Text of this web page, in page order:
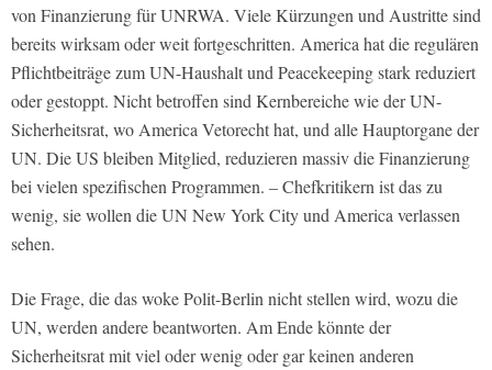
von Finanzierung für UNRWA. Viele Kürzungen und Austritte sind
bereits wirksam oder weit fortgeschritten. America hat die regulären
Pflichtbeiträge zum UN-Haushalt und Peacekeeping stark reduziert
oder gestoppt. Nicht betroffen sind Kernbereiche wie der UN-
Sicherheitsrat, wo America Vetorecht hat, und alle Hauptorgane der
UN. Die US bleiben Mitglied, reduzieren massiv die Finanzierung
bei vielen spezifischen Programmen. – Chefkritikern ist das zu
wenig, sie wollen die UN New York City und America verlassen
sehen.
Die Frage, die das woke Polit-Berlin nicht stellen wird, wozu die
UN, werden andere beantworten. Am Ende könnte der
Sicherheitsrat mit viel oder wenig oder gar keinen anderen